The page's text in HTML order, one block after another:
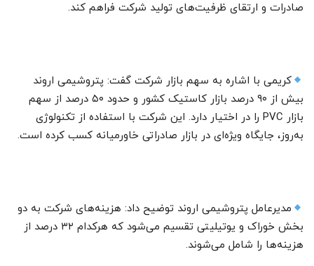
صادرات و ارتقای ظرفیت‌های تولید شرکت فراهم کند.
کریمی با اشاره به سهم بازار شرکت گفت: پتروشیمی اروند
بیش از ۹۰ درصد بازار کاستیک کشور و حدود ۵۰ درصد از سهم
بازار PVC را در اختیار دارد. این شرکت با استفاده از تکنولوژی
به‌روز، جایگاه ویژه‌ای در بازار صادراتی خاورمیانه کسب کرده است.
مدیرعامل پتروشیمی اروند توضیح داد: هزینه‌های شرکت به دو
بخش خوراک و یوتیلیتی تقسیم می‌شود که هرکدام ۳۲ درصد از
هزینه‌ها را شامل می‌شوند.